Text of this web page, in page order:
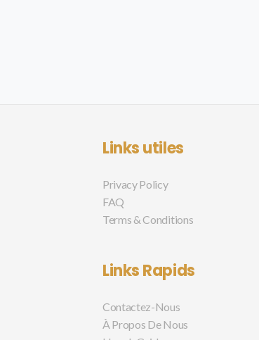
Links utiles
Privacy Policy
FAQ
Terms & Conditions
Links Rapids
Contactez-Nous
À Propos De Nous